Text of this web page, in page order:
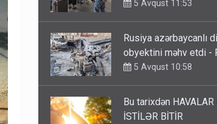
5 Avqust 10:58
Bu tarixdən HAVALAR
İSTİLƏR BİTİR
4 Avqust 22:04
Ceyhun Bayramov:
konstitusiyasından